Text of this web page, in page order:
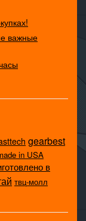
важные
gearbest
in USA
в
твц-молл